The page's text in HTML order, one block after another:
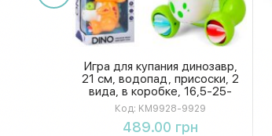
Игра для купания динозавр,
21 см, водопад, присоски, 2
вида, в коробке, 16,5-25-
14см KM9928-9929
Код: KM9928-9929
489.00 грн